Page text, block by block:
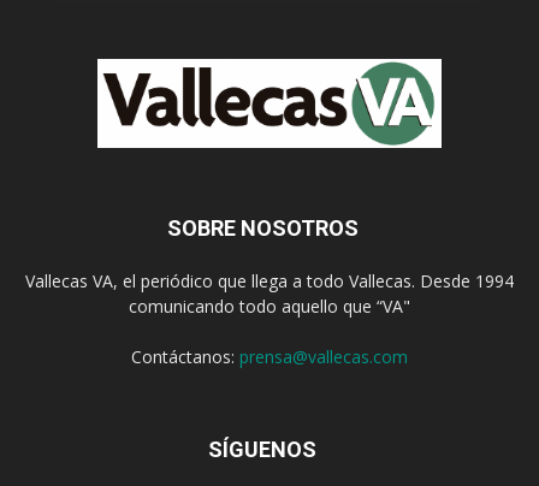
SOBRE NOSOTROS
Vallecas VA, el periódico que llega a todo Vallecas. Desde 1994
comunicando todo aquello que “VA"
Contáctanos: prensa@vallecas.com
SÍGUENOS